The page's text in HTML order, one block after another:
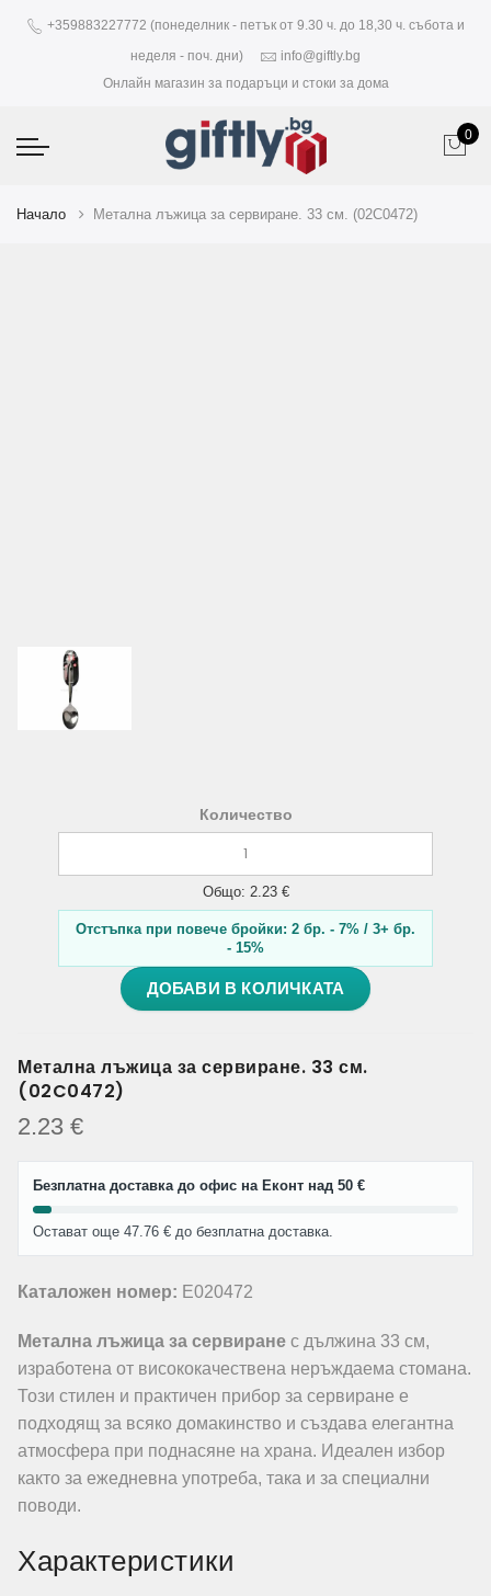
+359883227772 (понеделник - петък от 9.30 ч. до 18,30 ч. събота и
неделя - поч. дни)
info@giftly.bg
Онлайн магазин за подаръци и стоки за дома
0
Начало Метална лъжица за сервиране. 33 см. (02C0472)
Количество
Общо: 2.23 €
Отстъпка при повече бройки: 2 бр. - 7% / 3+ бр.
- 15%
ДОБАВИ В КОЛИЧКАТА
Метална лъжица за сервиране. 33 см.
(02C0472)
2.23 €
Безплатна доставка до офис на Еконт над 50 €
Остават още 47.76 € до безплатна доставка.
Каталожен номер: E020472
Метална лъжица за сервиране с дължина 33 см,
изработена от висококачествена неръждаема стомана.
Този стилен и практичен прибор за сервиране е
подходящ за всяко домакинство и създава елегантна
атмосфера при поднасяне на храна. Идеален избор
както за ежедневна употреба, така и за специални
поводи.
Характеристики